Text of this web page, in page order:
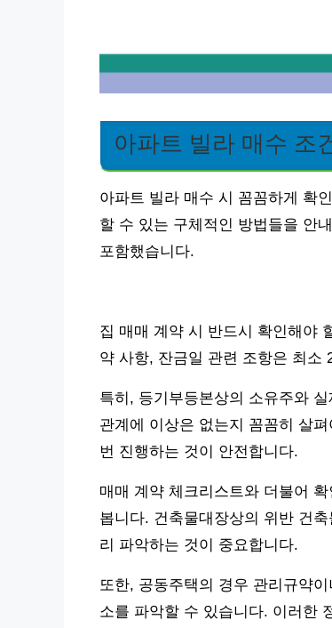
아파트 빌라 매수 조
아파트 빌라 매수 시 꼼꼼하게 확
할 수 있는 구체적인 방법들을 안
포함했습니다.
집 매매 계약 시 반드시 확인해야
약 사항, 잔금일 관련 조항은 최소
특히, 등기부등본상의 소유주와
관계에 이상은 없는지 꼼꼼히 살
번 진행하는 것이 안전합니다.
매매 계약 체크리스트와 더불어
봅니다. 건축물대장상의 위반 건
리 파악하는 것이 중요합니다.
또한, 공동주택의 경우 관리규약
소를 파악할 수 있습니다. 이러한